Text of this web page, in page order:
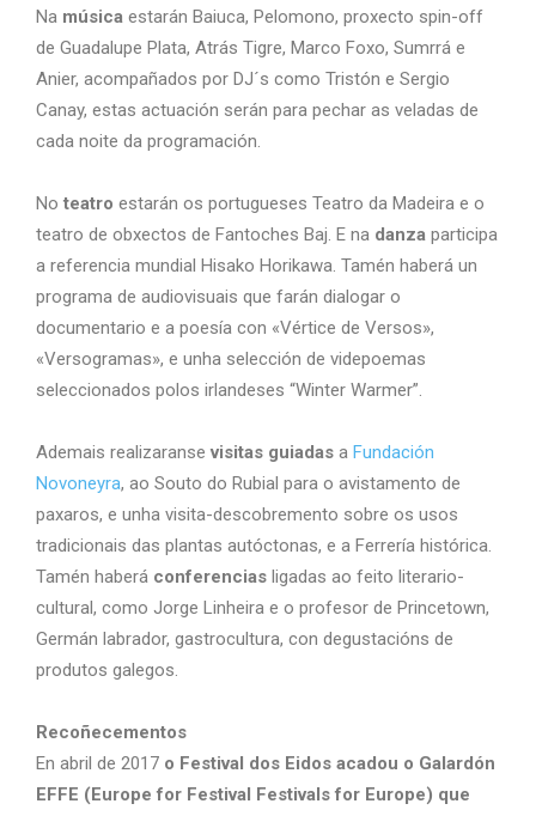
Na música estarán Baiuca, Pelomono, proxecto spin-off
de Guadalupe Plata, Atrás Tigre, Marco Foxo, Sumrrá e
Anier, acompañados por DJ´s como Tristón e Sergio
Canay, estas actuación serán para pechar as veladas de
cada noite da programación.
No teatro estarán os portugueses Teatro da Madeira e o
teatro de obxectos de Fantoches Baj. E na danza participa
a referencia mundial Hisako Horikawa. Tamén haberá un
programa de audiovisuais que farán dialogar o
documentario e a poesía con «Vértice de Versos»,
«Versogramas», e unha selección de videpoemas
seleccionados polos irlandeses “Winter Warmer”.
Ademais realizaranse visitas guiadas a Fundación
Novoneyra, ao Souto do Rubial para o avistamento de
paxaros, e unha visita-descobremento sobre os usos
tradicionais das plantas autóctonas, e a Ferrería histórica.
Tamén haberá conferencias ligadas ao feito literario-
cultural, como Jorge Linheira e o profesor de Princetown,
Germán labrador, gastrocultura, con degustacións de
produtos galegos.
Recoñecementos
En abril de 2017 o Festival dos Eidos acadou o Galardón
EFFE (Europe for Festival Festivals for Europe) que